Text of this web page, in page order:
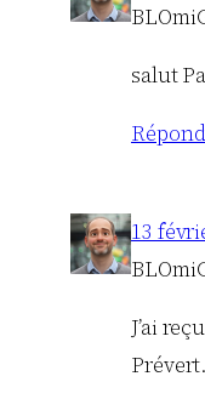
salut
13
J’ai